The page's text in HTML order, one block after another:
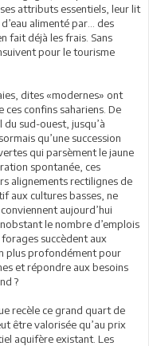
attributs essentiels, leur lit
alimenté par… des
fait déjà les frais. Sans
pour le tourisme
dites «modernes» ont
ces confins sahariens. De
sud-ouest, jusqu’à
qu’une succession
qui parsèment le jaune
spontanée, ces
alignements rectilignes de
aux cultures basses, ne
aujourd’hui
le nombre d’emplois
succèdent aux
plus profondément pour
et répondre aux besoins
?
recèle ce grand quart de
être valorisée qu’au prix
aquifère existant. Les